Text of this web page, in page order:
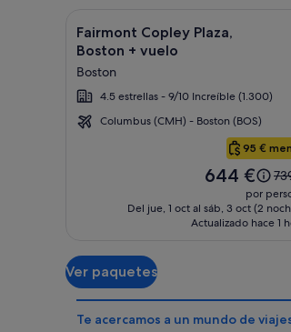
Boston
de
imágenes
de
Fairmont
Copley
Fairmont Copley Plaza,
Boston + vuelo
Boston
4.5 estrellas - 9/10 Increíble (1.300)
Columbus (CMH) - Boston (BOS)
95 €
El
es
de
644 €
El
era
de
la
por
Del jue, 1 oct al sáb, 3 oct (2
Actualizado hace 1
Haz clic para obtener más
Ver paquetes
Te acercamos a un mundo de